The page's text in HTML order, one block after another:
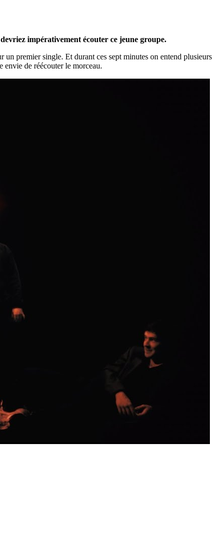
impérativement écouter ce jeune groupe.
premier single. Et durant ces sept minutes on entend plusieurs
envie de réécouter le morceau.